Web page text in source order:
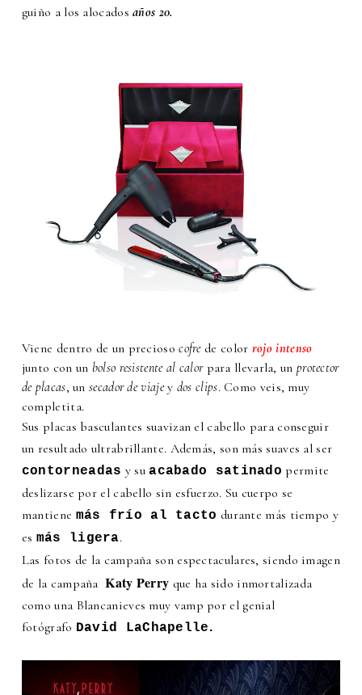
guiño a los alocadosaños 20.
Viene dentro de un precioso cofre de color rojo intenso
junto con un bolso resistente al calorpara llevarla, un protector
de placas, unsecador de viajey dos clips. Como veis, muy
completita.
Sus placas basculantes suavizan el cabello para conseguir
un resultado ultrabrillante. Además, son más suaves al ser
contorneadas y suacabado satinado permite
deslizarse por el cabello sin esfuerzo. Su cuerpo se
mantiene más frío al tacto durante más tiempo y
es más ligera.
Las fotos de la campaña son espectaculares, siendo imagen
de la campañaKaty Perry que ha sido inmortalizada
como una Blancanieves muy vamp por el genial
fotógrafo David LaChapelle.